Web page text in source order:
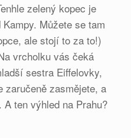
zelený kopec je
Můžete se tam
ale stojí to za to!)
vrcholku vás čeká
sestra Eiffelovky,
zaručeně zasmějete, a
A ten výhled na Prahu?